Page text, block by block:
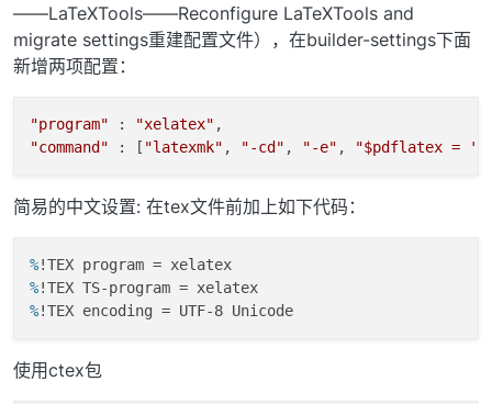
——LaTeXTools——Reconfigure LaTeXTools and
migrate settings重建配置文件），在builder-settings下面
新增两项配置：
"program" : "xelatex"
"command" : [ "latexmk" , "-cd" , "-e" , "$pdflatex =
简易的中文设置: 在tex文件前加上如下代码：
%!TEX program = xelatex
%!TEX TS-program = xelatex
%!TEX encoding = UTF-8 Unicode
使用ctex包